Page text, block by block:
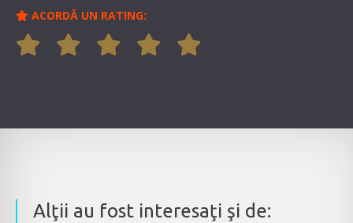
ACORDĂ UN RATING:
Alţii au fost interesaţi şi de: